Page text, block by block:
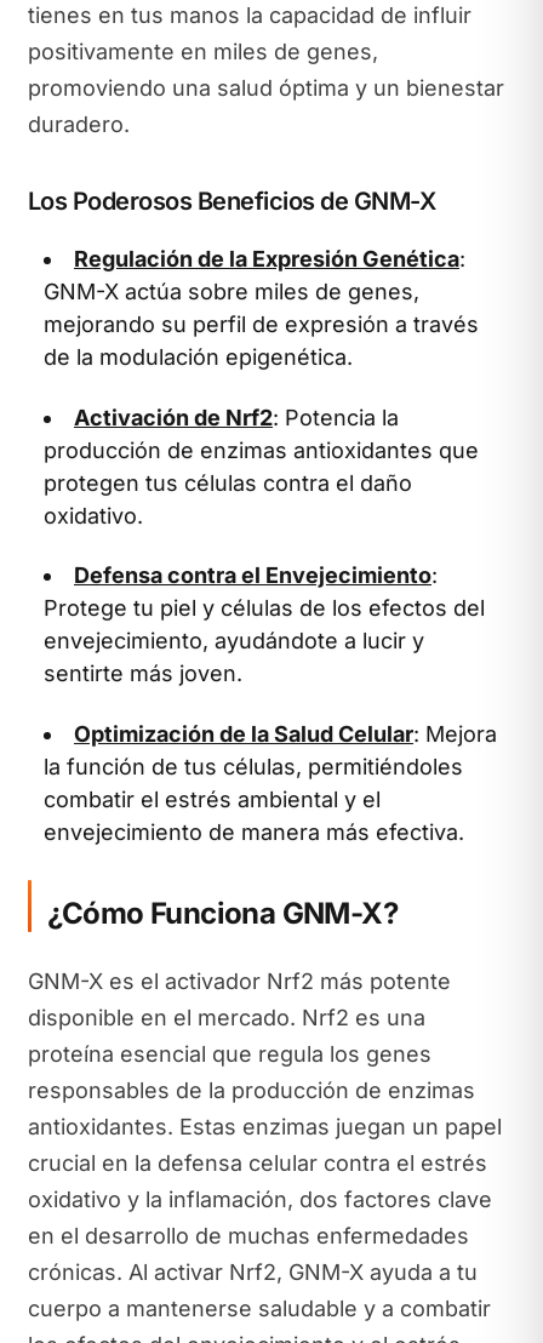
tienes en tus manos la capacidad de influir
positivamente en miles de genes,
promoviendo una salud óptima y un bienestar
duradero.
Los Poderosos Beneficios de GNM-X
Regulación de la Expresión Genética:
GNM-X actúa sobre miles de genes,
mejorando su perfil de expresión a través
de la modulación epigenética.
Activación de Nrf2: Potencia la
producción de enzimas antioxidantes que
protegen tus células contra el daño
oxidativo.
Defensa contra el Envejecimiento:
Protege tu piel y células de los efectos del
envejecimiento, ayudándote a lucir y
sentirte más joven.
Optimización de la Salud Celular: Mejora
la función de tus células, permitiéndoles
combatir el estrés ambiental y el
envejecimiento de manera más efectiva.
¿Cómo Funciona GNM-X?
GNM-X es el activador Nrf2 más potente
disponible en el mercado. Nrf2 es una
proteína esencial que regula los genes
responsables de la producción de enzimas
antioxidantes. Estas enzimas juegan un papel
crucial en la defensa celular contra el estrés
oxidativo y la inflamación, dos factores clave
en el desarrollo de muchas enfermedades
crónicas. Al activar Nrf2, GNM-X ayuda a tu
cuerpo a mantenerse saludable y a combatir